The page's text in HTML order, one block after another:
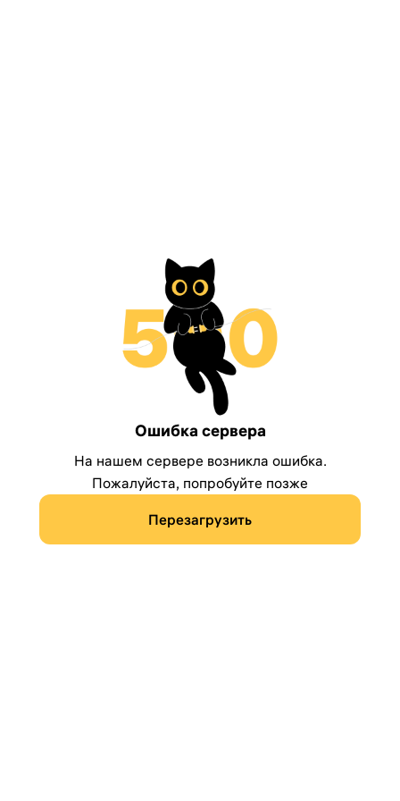
Ошибка сервера
На нашем сервере возникла ошибка.
Пожалуйста, попробуйте позже
Перезагрузить